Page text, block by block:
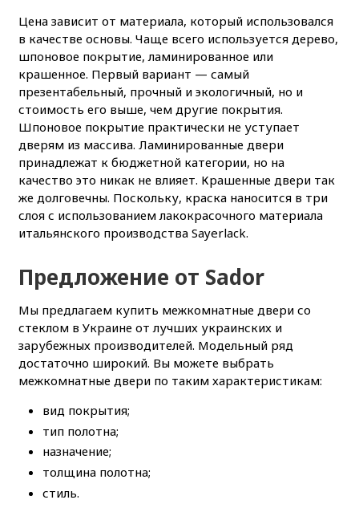
Ценазависит от материала, который использовался
в качестве основы. Чаще всего используется дерево,
шпоновое покрытие, ламинированное или
крашенное. Первый вариант — самый
презентабельный, прочный и экологичный, но и
стоимость его выше, чем другие покрытия.
Шпоновое покрытие практически не уступает
дверям из массива. Ламинированные двери
принадлежат к бюджетной категории, но на
качество это никак не влияет. Крашенные двери так
же долговечны. Поскольку, краска наносится в три
слоя с использованием лакокрасочного материала
итальянского производства Sayerlack.
Предложение от Sador
Мы предлагаем купить межкомнатные двери со
стеклом в Украине от лучших украинских и
зарубежных производителей. Модельный ряд
достаточно широкий. Вы можете выбрать
межкомнатные двери по таким характеристикам:
вид покрытия;
тип полотна;
назначение;
толщина полотна;
стиль.